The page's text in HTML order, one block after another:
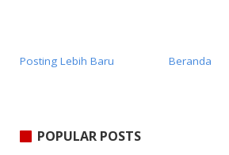
Posting Lebih Baru Beranda
POPULAR POSTS